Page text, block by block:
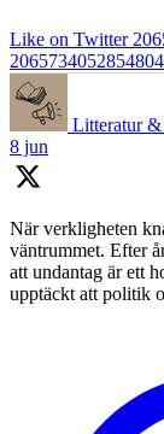
Like on Twitter
Litteratur
8 jun
När verkligheten
väntrummet. Efter
att undantag är ett
upptäckt att politik